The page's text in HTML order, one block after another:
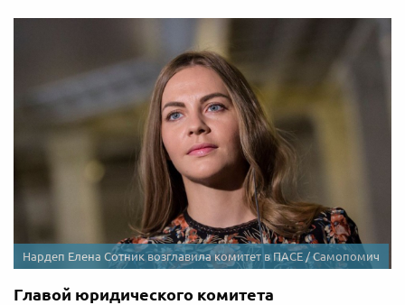
Нардеп Елена Сотник возглавила комитет в ПАСЕ / Самопомич
Главой юридического комитета